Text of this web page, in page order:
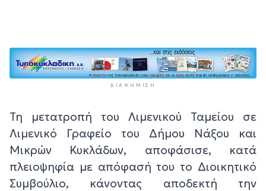
ΔΙΑΦΉΜΙΣΗ
Τη μετατροπή του Λιμενικού Ταμείου σε
Λιμενικό Γραφείο του Δήμου Νάξου και
Μικρών Κυκλάδων, αποφάσισε, κατά
πλειοψηφία με απόφασή του το Διοικητικό
Συμβούλιο, κάνοντας αποδεκτή την